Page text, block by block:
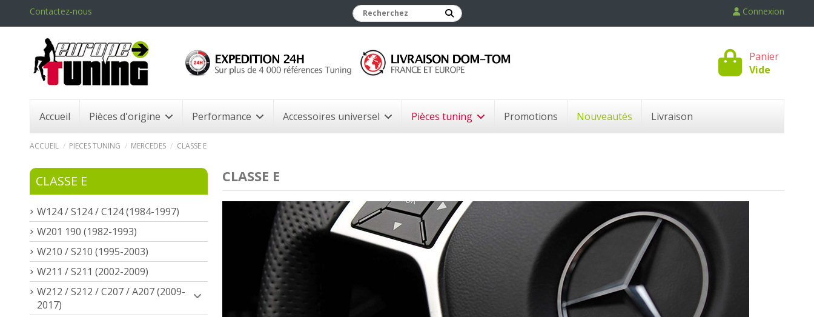
Contactez-nous Connexion
Panier
Vide
Accueil Pièces d'origine Performance Accessoires universel Pièces tuning Promotions Nouveautés Livraison
ACCUEIL PIECES TUNING MERCEDES CLASSE E
CLASSE E
CLASSE E
W124 / S124 / C124 (1984-1997)
W201 190 (1982-1993)
W210 / S210 (1995-2003)
W211 / S211 (2002-2009)
W212 / S212 / C207 / A207 (2009-
2017)